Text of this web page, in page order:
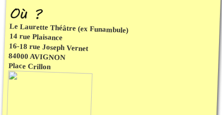
Le Laurette Théâtre (ex Funambule)
14 rue Plaisance
16-18 rue Joseph Vernet
84000 AVIGNON
Place Crillon